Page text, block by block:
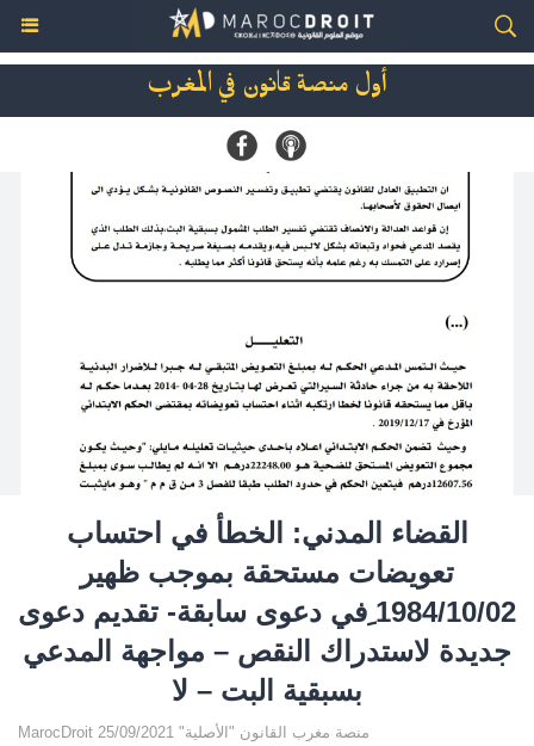
أول منصة قانون في المغرب
القضاء المدني: الخطأ في احتساب
تعويضات مستحقة بموجب ظهير
1984/10/02 ِفي دعوى سابقة- تقديم دعوى
جديدة لاستدراك النقص – مواجهة المدعي
بسبقية البت – لا
MarocDroit منصة مغرب القانون "الأصلية" 25/09/2021